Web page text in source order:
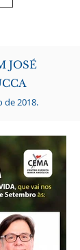
JOSÉ
de 2018.